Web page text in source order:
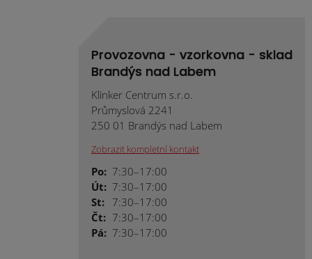
Provozovna - vzorkovna - sklad
Brandýs nad Labem
Klinker Centrum s.r.o.
Průmyslová 2241
250 01 Brandýs nad Labem
Zobrazit kompletní kontakt
Po: 7:30–17:00
Út: 7:30–17:00
St: 7:30–17:00
Čt: 7:30–17:00
Pá: 7:30–17:00